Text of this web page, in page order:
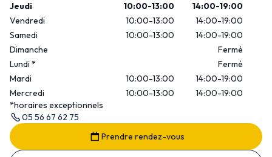
Jeudi
10:00-13:00
14:00-19:00
Vendredi
10:00-13:00
14:00-19:00
Samedi
10:00-13:00
14:00-19:00
Dimanche
Fermé
Lundi *
Fermé
Mardi
10:00-13:00
14:00-19:00
Mercredi
10:00-13:00
14:00-19:00
*horaires exceptionnels
05 56 67 62 75
Prendre rendez-vous